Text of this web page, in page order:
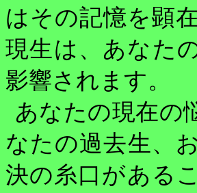
はその記憶を顕
現生は、あなた
影響されます。
あなたの現在の
なたの過去生、
決の糸口がある